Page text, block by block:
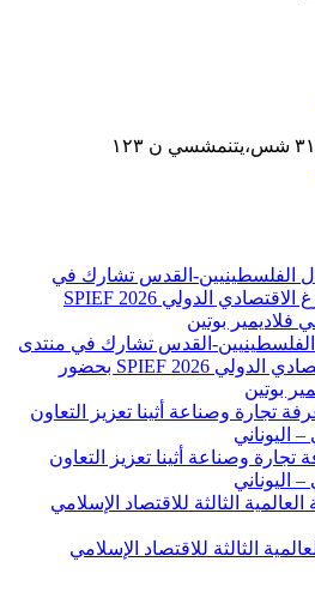
ن ١٢٣
القدس تشارك في منتدى
سانت بطرسبرغ الاقتصادي الدولي SPIEF 2026 بحضور
بوتين
وصناعة أثينا تعزيز التعاون
اليوناني
الثالثة للاقتصاد الإسلامي